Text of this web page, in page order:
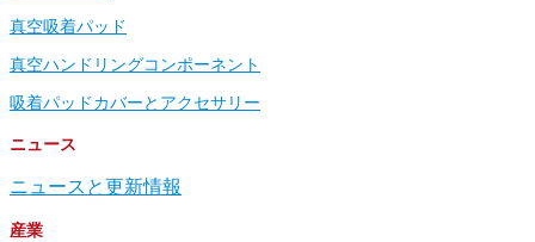
真空吸着パッド
真空ハンドリングコンポーネント
吸着パッドカバーとアクセサリー
ニュース
ニュースと更新情報
産業